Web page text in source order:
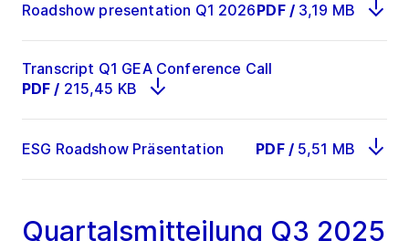
Roadshow presentation Q1 2026PDF / 3,19 MB
Transcript Q1 GEA Conference Call
PDF / 215,45 KB
ESG Roadshow Präsentation PDF / 5,51 MB
Quartalsmitteilung Q3 2025